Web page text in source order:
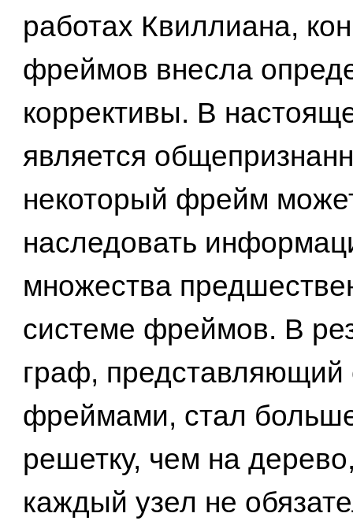
работах Квиллиана,
фреймов внесла
коррективы. В
является
некоторый фрейм
наследовать
множества
системе фреймов. В
граф, представляющий
фреймами, стал
решетку, чем на
каждый узел не